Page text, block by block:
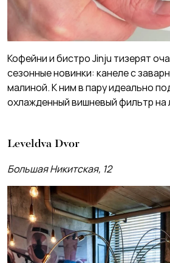
Кофейни и бистро Jinju тизерят
сезонные новинки: канеле с
малиной. К ним в пару идеально
охлажденный вишневый фильтр на
Leveldva Dvor
Большая Никитская, 12